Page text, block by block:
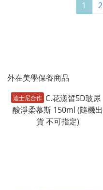
1 2
外在美學保養商品
迪士尼合作